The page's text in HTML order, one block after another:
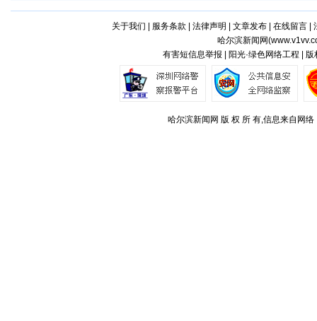
关于我们 服务条款 法律声明 文章发布| 在线留言|
哈尔滨新闻网(
有害短信息举报 | 阳光·绿色网络工程 |
哈尔滨新闻网 版 权 所 有,信息来自网